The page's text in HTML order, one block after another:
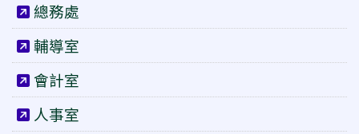
總務處
輔導室
會計室
人事室